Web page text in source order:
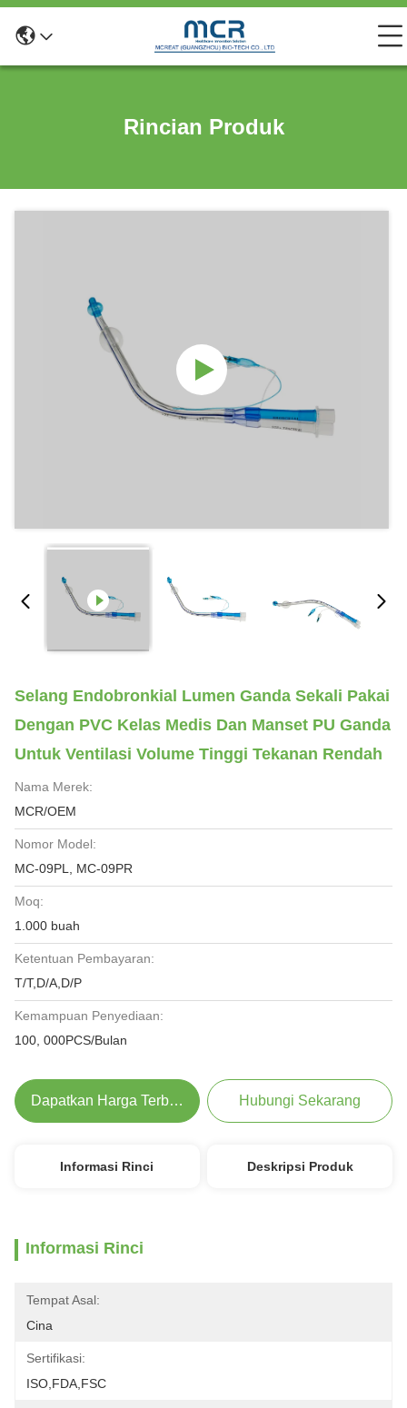
Rincian Produk
Selang Endobronkial Lumen Ganda Sekali Pakai
Dengan PVC Kelas Medis Dan Manset PU Ganda
Untuk Ventilasi Volume Tinggi Tekanan Rendah
Nama Merek:
MCR/OEM
Nomor Model:
MC-09PL, MC-09PR
Moq:
1.000 buah
Ketentuan Pembayaran:
T/T,D/A,D/P
Kemampuan Penyediaan:
100, 000PCS/Bulan
Dapatkan Harga Terbaik Hubungi Sekarang
Informasi Rinci Deskripsi Produk
Informasi Rinci
Tempat Asal:
Cina
Sertifikasi:
ISO,FDA,FSC